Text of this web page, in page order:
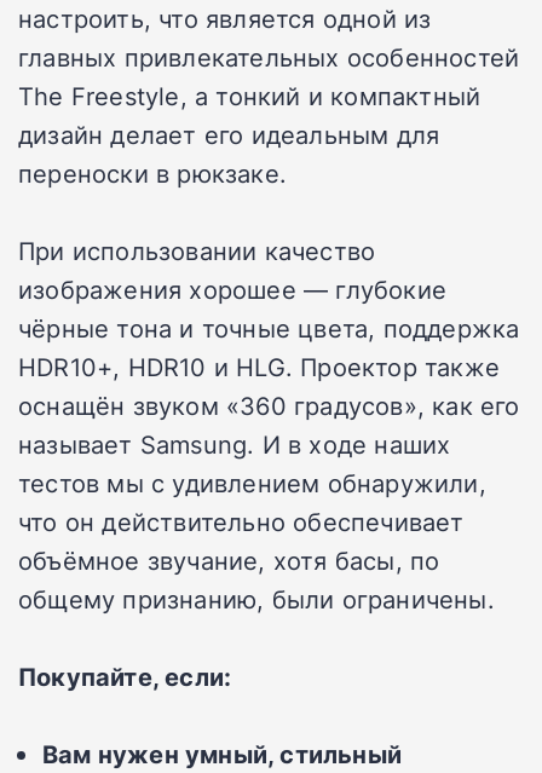
настроить, что является одной из
главных привлекательных особенностей
The Freestyle, а тонкий и компактный
дизайн делает его идеальным для
переноски в рюкзаке.
При использовании качество
изображения хорошее — глубокие
чёрные тона и точные цвета, поддержка
HDR10+, HDR10 и HLG. Проектор также
оснащён звуком «360 градусов», как его
называет Samsung. И в ходе наших
тестов мы с удивлением обнаружили,
что он действительно обеспечивает
объёмное звучание, хотя басы, по
общему признанию, были ограничены.
Покупайте, если:
Вам нужен умный, стильный